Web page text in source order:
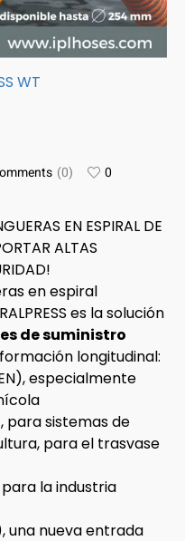
WT
(0) 0
EN ESPIRAL DE
ALTAS
en espiral
es la solución
de suministro
longitudinal:
EN), especialmente
para sistemas de
para el trasvase
para la industria
una nueva entrada